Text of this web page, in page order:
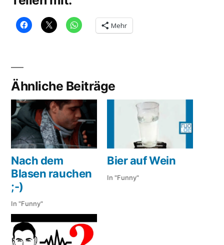
Mehr
Ähnliche Beiträge
Nach dem
Blasen rauchen
;-)
In "Funny"
Bier auf Wein
In "Funny"